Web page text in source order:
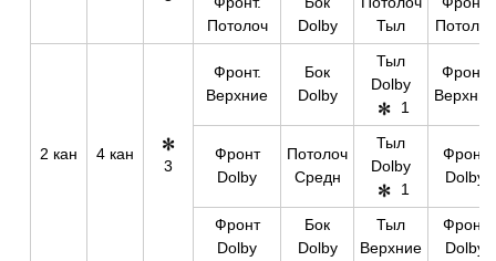
Потолоч
Dolby
Тыл
Потолоч
2 кан 4 кан
3
Фронт.
Верхние
Бок
Dolby
Тыл
Dolby
1
Фронт.
Верхние
Фронт
Dolby
Потолоч
Средн
Тыл
Dolby
1
Фронт
Dolby
Фронт
Dolby
Бок
Dolby
Тыл
Верхние
Фронт
Dolby